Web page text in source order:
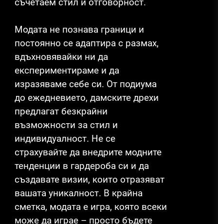
Модата не познава граници и
постоянно се адаптира с размах,
вдъхновявайки ни да
експериментираме и да
изразяваме себе си. От подиума
до ежедневието, дамските дрехи
предлагат безкрайни
възможности за стил и
индивидуалност. Не се
страхувайте да внедрите модните
тенденции в гардероба си и да
създавате визии, които отразяват
вашата уникалност. В крайна
сметка, модата е игра, която всеки
може да играе – просто бъдете